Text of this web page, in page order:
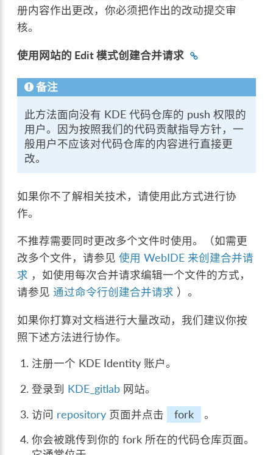
册内容作出更改，你必须把作出的改动提交审
核。
使用网站的 Edit 模式创建合并请求
备注
此方法面向没有 KDE 代码仓库的 push 权限的
用户。因为按照我们的代码贡献指导方针，一
般用户不应该对代码仓库的内容进行直接更
改。
如果你不了解相关技术，请使用此方式进行协
作。
不推荐需要同时更改多个文件时使用。（如需更
改多个文件，请参见使用 WebIDE 来创建合并请
求 ，如使用每次合并请求编辑一个文件的方式，
请参见通过命令行创建合并请求 ）。
如果你打算对文档进行大量改动，我们建议你按
照下述方法进行协作。
注册一个 KDE Identity 账户。
登录到 KDE_gitlab 网站。
访问 repository 页面并点击 fork
。
你会被跳传到你的 fork 所在的代码仓库页面。